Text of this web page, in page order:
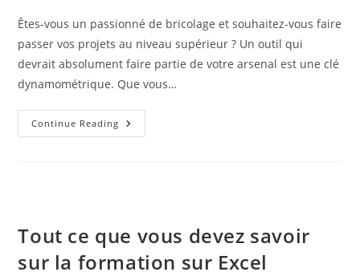
Êtes-vous un passionné de bricolage et souhaitez-vous faire
passer vos projets au niveau supérieur ? Un outil qui
devrait absolument faire partie de votre arsenal est une clé
dynamométrique. Que vous…
Continue Reading Choisir
Le
De
Bricolage
Tout ce que vous devez savoir
sur la formation sur Excel